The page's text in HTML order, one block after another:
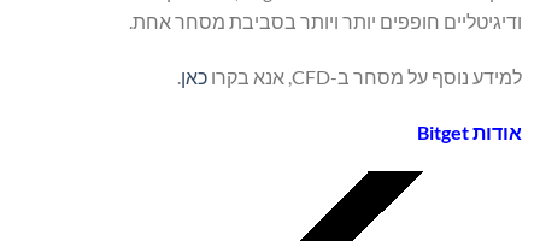
ודיגיטליים חופפים יותר ויותר בסביבת מסחר אחת.
למידע נוסף על מסחר ב-CFD, אנא בקרו כאן.
אודותBitget